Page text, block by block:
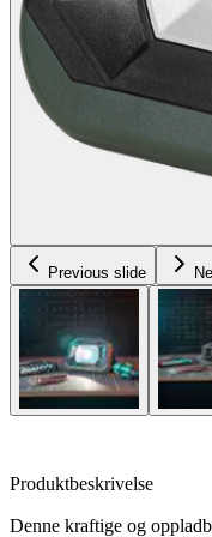
Previous slide
Produktbeskrivelse
Denne kraftige og